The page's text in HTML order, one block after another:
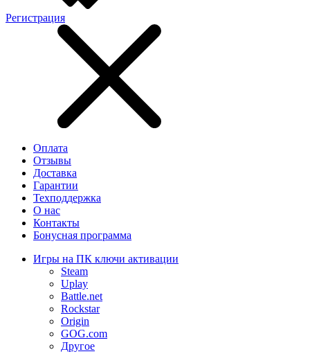
Регистрация
Оплата
Отзывы
Доставка
Гарантии
Техподдержка
О нас
Контакты
Бонусная программа
Игры на ПК ключи активации
Steam
Uplay
Battle.net
Rockstar
Origin
GOG.com
Другое